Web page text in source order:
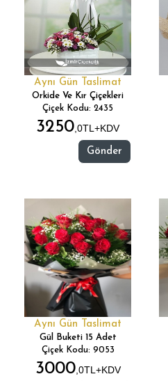
Aynı Gün Taslimat
Orkide Ve Kır Çiçekleri
Çiçek Kodu: 2435
3250,0TL+KDV
Gönder
Aynı Gün Taslimat
Gül Buketi 15 Adet
Çiçek Kodu: 9053
3000,0TL+KDV